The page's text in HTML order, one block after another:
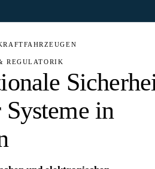
REGULATORIK
in